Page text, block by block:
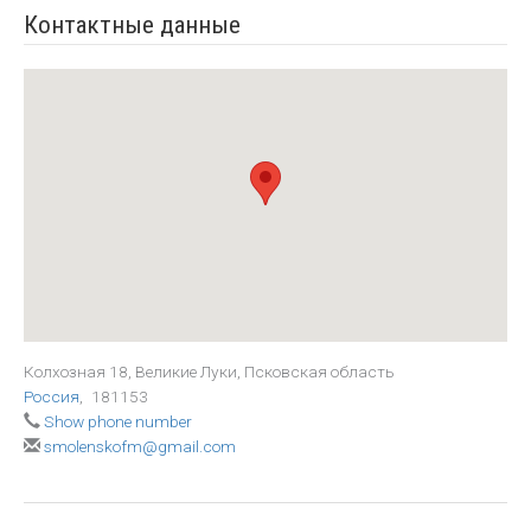
Контактные данные
Колхозная 18, Великие Луки, Псковская область
Россия
181153
Show phone number
smolenskofm@gmail.com